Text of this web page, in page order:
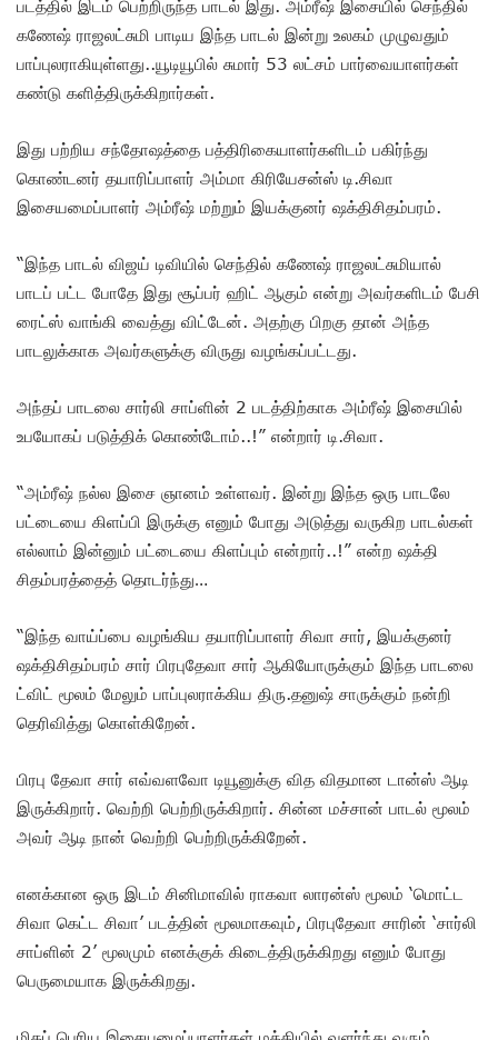
படத்தில் இடம் பெற்றிருந்த பாடல் இது. அம்ரீஷ் இசையில் செந்தில்
கணேஷ் ராஜலட்சுமி பாடிய இந்த பாடல் இன்று உலகம் முழுவதும்
பாப்புலராகியுள்ளது..யூடியூபில் சுமார் 53 லட்சம் பார்வையாளர்கள்
கண்டு களித்திருக்கிறார்கள்.
இது பற்றிய சந்தோஷத்தை பத்திரிகையாளர்களிடம் பகிர்ந்து
கொண்டனர் தயாரிப்பாளர் அம்மா கிரியேசன்ஸ் டி.சிவா
இசையமைப்பாளர் அம்ரீஷ் மற்றும் இயக்குனர் ஷக்திசிதம்பரம்.
“இந்த பாடல் விஜய் டிவியில் செந்தில் கணேஷ் ராஜலட்சுமியால்
பாடப் பட்ட போதே இது சூப்பர் ஹிட் ஆகும் என்று அவர்களிடம் பேசி
ரைட்ஸ் வாங்கி வைத்து விட்டேன். அதற்கு பிறகு தான் அந்த
பாடலுக்காக அவர்களுக்கு விருது வழங்கப்பட்டது.
அந்தப் பாடலை சார்லி சாப்ளின் 2 படத்திற்காக அம்ரீஷ் இசையில்
உபயோகப் படுத்திக் கொண்டோம்..!” என்றார் டி.சிவா.
“அம்ரீஷ் நல்ல இசை ஞானம் உள்ளவர். இன்று இந்த ஒரு பாடலே
பட்டையை கிளப்பி இருக்கு எனும் போது அடுத்து வருகிற பாடல்கள்
எல்லாம் இன்னும் பட்டையை கிளப்பும் என்றார்..!” என்ற ஷக்தி
சிதம்பரத்தைத் தொடர்ந்து…
“இந்த வாய்ப்பை வழங்கிய தயாரிப்பாளர் சிவா சார், இயக்குனர்
ஷக்திசிதம்பரம் சார் பிரபுதேவா சார் ஆகியோருக்கும் இந்த பாடலை
ட்விட் மூலம் மேலும் பாப்புலராக்கிய திரு.தனுஷ் சாருக்கும் நன்றி
தெரிவித்து கொள்கிறேன்.
பிரபு தேவா சார் எவ்வளவோ டியூனுக்கு வித விதமான டான்ஸ் ஆடி
இருக்கிறார். வெற்றி பெற்றிருக்கிறார். சின்ன மச்சான் பாடல் மூலம்
அவர் ஆடி நான் வெற்றி பெற்றிருக்கிறேன்.
எனக்கான ஒரு இடம் சினிமாவில் ராகவா லாரன்ஸ் மூலம் ‘மொட்ட
சிவா கெட்ட சிவா’ படத்தின் மூலமாகவும், பிரபுதேவா சாரின் ‘சார்லி
சாப்ளின் 2’ மூலமும் எனக்குக் கிடைத்திருக்கிறது எனும் போது
பெருமையாக இருக்கிறது.